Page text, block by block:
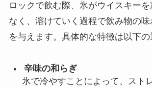
ロックで飲む際、氷がウイスキー
なく、溶けていく過程で飲み物の
を与えます。具体的な特徴は以下の
辛味の和らぎ
氷で冷やすことによって、スト